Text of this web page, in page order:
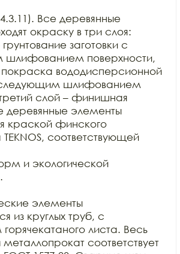
Все деревянные
окраску в три слоя:
заготовки с
поверхности,
покраска вододисперсионной
шлифованием
слой – финишная
деревянные элементы
краской финского
TEKNOS, соответствующей
и экологической
элементы
из круглых труб, с
листа. Весь
соответствует